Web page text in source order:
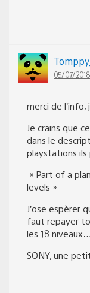
Tomppy_
05/07/
merci de l’info,
Je crains que
dans le
playstations ils
» Part of a
levels »
J’ose espèrer
faut repayer
les 18 niveaux….
SONY, une